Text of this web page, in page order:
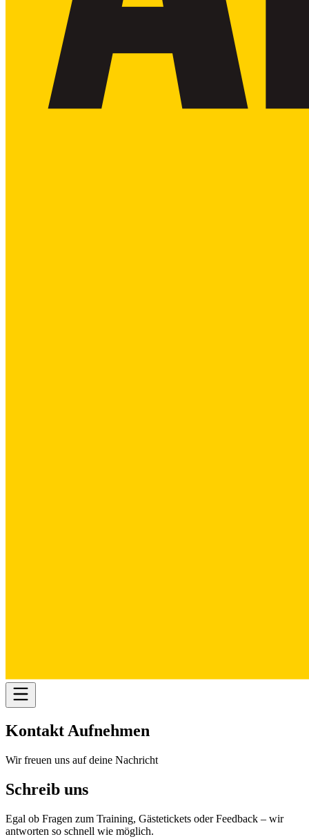
Kontakt Aufnehmen
Wir freuen uns auf deine Nachricht
Schreib uns
Egal ob Fragen zum Training, Gästetickets oder Feedback – wir
antworten so schnell wie möglich.